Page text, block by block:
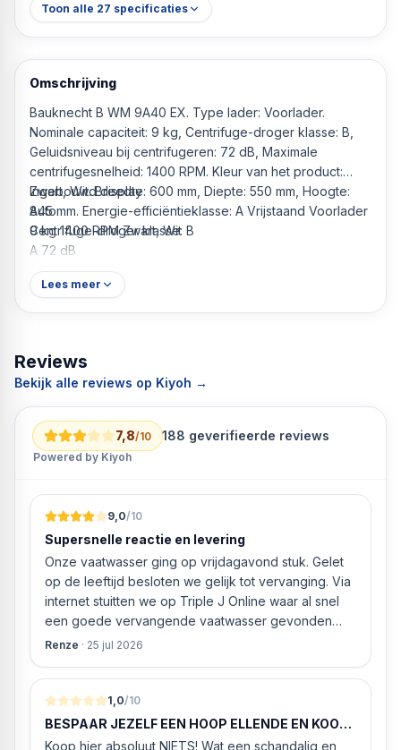
Toon alle 27 specificaties
Omschrijving
Bauknecht B WM 9A40 EX. Type lader: Voorlader.
Nominale capaciteit: 9 kg, Centrifuge-droger klasse: B,
Geluidsniveau bij centrifugeren: 72 dB, Maximale
centrifugesnelheid: 1400 RPM. Kleur van het product:
Zwart, Wit. Breedte: 600 mm, Diepte: 550 mm, Hoogte:
845 mm. Energie-efficiëntieklasse: A Vrijstaand Voorlader
9 kg 1400 RPM Zwart, Wit
Ingebouwd display
Auto
Centrifuge-droger klasse: B
A 72 dB
A 29 kWu 49 l
Lees meer
Reviews
Bekijk alle reviews op Kiyoh →
7,8/10 188 geverifieerde reviews
Powered by Kiyoh
9,0/10
Supersnelle reactie en levering
Onze vaatwasser ging op vrijdagavond stuk. Gelet
op de leeftijd besloten we gelijk tot vervanging. Via
internet stuitten we op Triple J Online waar al snel
een goede vervangende vaatwasser gevonden
werd. ‘s Ochtends even gebeld met de
geïnstalleerd kan worden. Dit bleek het geval tegen
alleszins concurrente prijzen. De vriendelijke
medewerker gaf aan dat, als we gelijk via de
website gingen bestellen en betalen, hij z’n best
Renze · 25 jul 2026
1,0/10
BESPAAR JEZELF EEN HOOP ELLENDE EN KOOP
HIER NIETS!
Koop hier absoluut NIETS! Wat een schandalig en